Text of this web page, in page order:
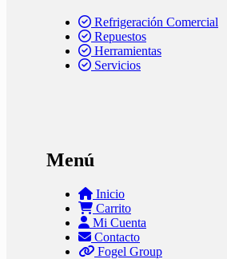
Refrigeración Comercial
Repuestos
Herramientas
Servicios
Menú
Inicio
Carrito
Mi Cuenta
Contacto
Fogel Group